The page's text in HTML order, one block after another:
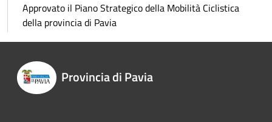
Approvato il Piano Strategico della Mobilità Ciclistica
della provincia di Pavia
Provincia di Pavia